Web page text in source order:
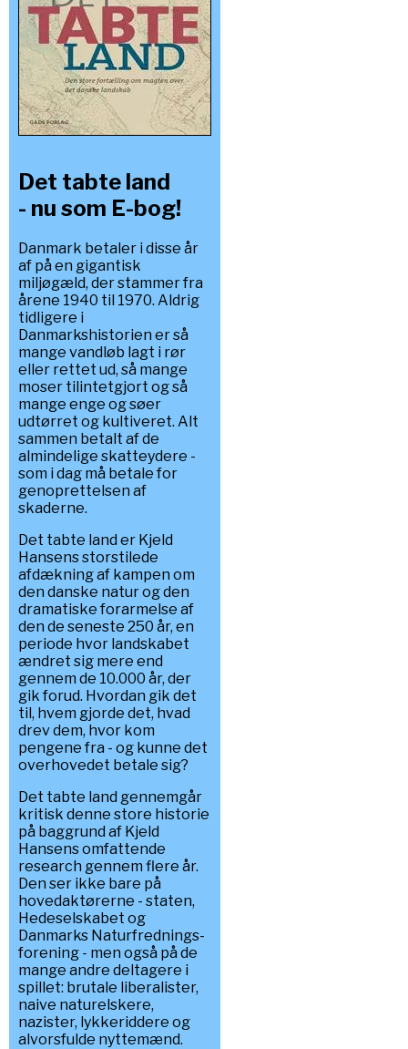
Det tabte land
- nu som E-bog!
Danmark betaler i disse år
af på en gigantisk
miljøgæld, der stammer fra
årene 1940 til 1970. Aldrig
tidligere i
Danmarkshistorien er så
mange vandløb lagt i rør
eller rettet ud, så mange
moser tilintetgjort og så
mange enge og søer
udtørret og kultiveret. Alt
sammen betalt af de
almindelige skatteydere -
som i dag må betale for
genoprettelsen af
skaderne.
Det tabte land er Kjeld
Hansens storstilede
afdækning af kampen om
den danske natur og den
dramatiske forarmelse af
den de seneste 250 år, en
periode hvor landskabet
ændret sig mere end
gennem de 10.000 år, der
gik forud. Hvordan gik det
til, hvem gjorde det, hvad
drev dem, hvor kom
pengene fra - og kunne det
overhovedet betale sig?
Det tabte land gennemgår
kritisk denne store historie
på baggrund af Kjeld
Hansens omfattende
research gennem flere år.
Den ser ikke bare på
hovedaktørerne - staten,
Hedeselskabet og
Danmarks Naturfrednings-
forening - men også på de
mange andre deltagere i
spillet: brutale liberalister,
naive naturelskere,
nazister, lykkeriddere og
alvorsfulde nyttemænd.